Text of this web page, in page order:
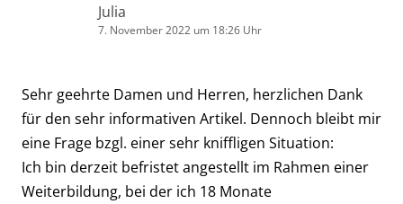
Julia
7. November 2022 um 18:26 Uhr
Sehr geehrte Damen und Herren, herzlichen Dank
für den sehr informativen Artikel. Dennoch bleibt mir
eine Frage bzgl. einer sehr kniffligen Situation:
Ich bin derzeit befristet angestellt im Rahmen einer
Weiterbildung, bei der ich 18 Monate